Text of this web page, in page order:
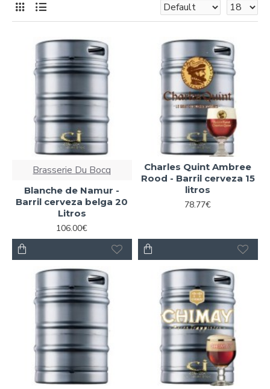
Brasserie Du Bocq
Blanche de Namur -
Barril cerveza belga 20
Litros
106.00€
Charles Quint Ambree
Rood - Barril cerveza 15
litros
78.77€